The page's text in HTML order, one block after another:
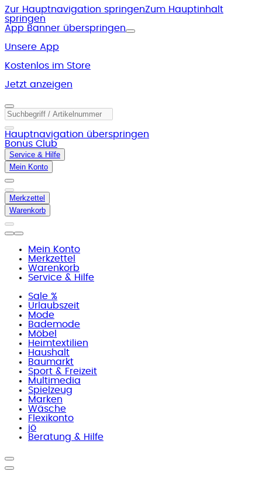
Zur Hauptnavigation springenZum Hauptinhalt
springen
App Banner überspringen
Unsere App
Kostenlos im Store
Jetzt anzeigen
Hauptnavigation überspringen
Bonus Club
Service & Hilfe
Mein Konto
Merkzettel
Warenkorb
Mein Konto
Merkzettel
Warenkorb
Service & Hilfe
Sale %
Urlaubszeit
Mode
Bademode
Möbel
Heimtextilien
Haushalt
Baumarkt
Sport & Freizeit
Multimedia
Spielzeug
Marken
Wäsche
Flexikonto
jö
Beratung & Hilfe